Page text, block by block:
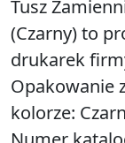
Tusz
(Czarny) to
drukarek
Opakowanie
kolorze: